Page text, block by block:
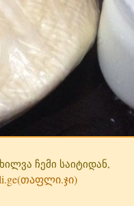
ჩემი საიტიდან,